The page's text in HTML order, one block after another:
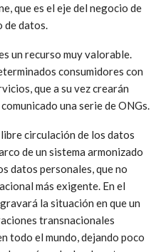
que es el eje del negocio de
de datos.
un recurso muy valorable.
consumidores con
que a su vez crearán
una serie de ONGs.
circulación de los datos
de un sistema armonizado
datos personales, que no
más exigente. En el
la situación en que un
transnacionales
todo el mundo, dejando poco